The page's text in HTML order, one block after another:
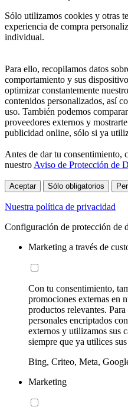
Sólo utilizamos cookies y otras
experiencia de compra
individual.
Para ello, recopilamos datos
comportamiento y sus
optimizar constantemente
contenidos personalizados, así
uso. También podemos
proveedores externos y
publicidad online, sólo si ya
Antes de dar tu consentimiento,
nuestro Aviso de Protección de
Aceptar Sólo obligatorios
Nuestra política de privacidad
Configuración de protección de
Marketing a través de
Con tu consentimiento,
promociones externas en
productos relevantes.
personales encriptados
externos y utilizamos sus
siempre que ya utilices
Bing, Criteo, Meta,
Marketing